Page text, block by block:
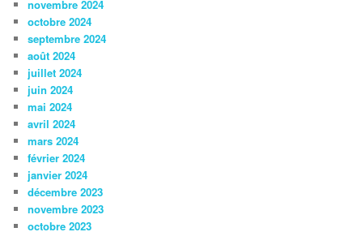
novembre 2024
octobre 2024
septembre 2024
août 2024
juillet 2024
juin 2024
mai 2024
avril 2024
mars 2024
février 2024
janvier 2024
décembre 2023
novembre 2023
octobre 2023